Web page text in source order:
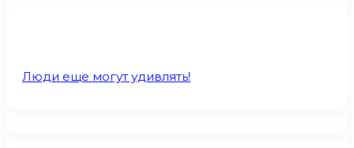
Люди еще могут удивлять!